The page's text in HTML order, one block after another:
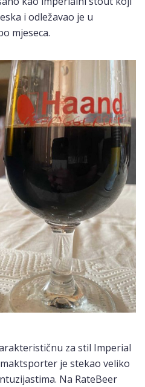
i odležavao je u
mjeseca.
za stil Imperial
je stekao veliko
Na RateBeer